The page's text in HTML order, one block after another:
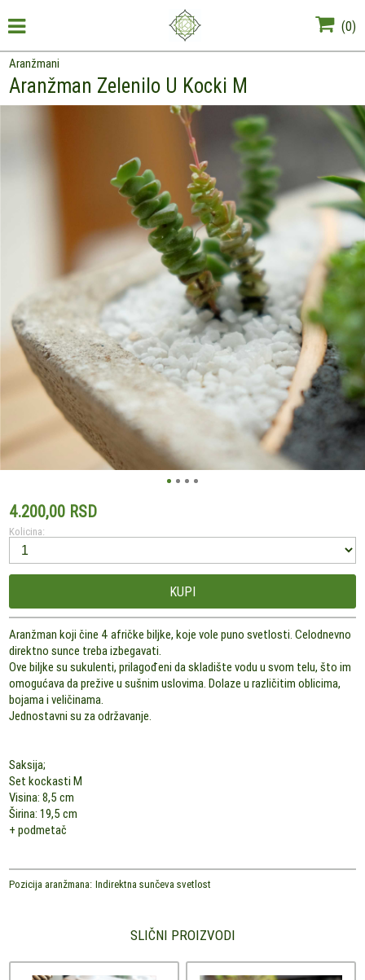
(0)
Aranžmani
Aranžman Zelenilo U Kocki M
4.200,00 RSD
Kolicina:
KUPI
Aranžman koji čine 4 afričke biljke, koje vole puno svetlosti. Celodnevno
direktno sunce treba izbegavati.
Ove biljke su sukulenti, prilagođeni da skladište vodu u svom telu, što im
omogućava da prežive u sušnim uslovima. Dolaze u različitim oblicima,
bojama i veličinama.
Jednostavni su za održavanje.
Saksija;
Set kockasti M
Visina: 8,5 cm
Širina: 19,5 cm
+ podmetač
Pozicija aranžmana: Indirektna sunčeva svetlost
SLIČNI PROIZVODI